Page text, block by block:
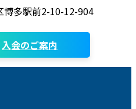
博多駅前2-10-12-904
入会のご案内